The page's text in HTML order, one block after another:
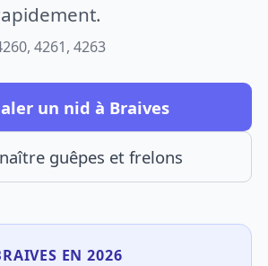
4261, 4263
un nid à Braives
guêpes et frelons
EN 2026